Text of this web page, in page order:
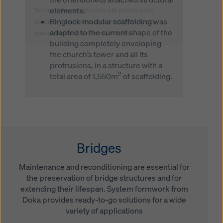
elements.
Ringlock modular scaffolding was
adapted to the current shape of the
building completely enveloping
the church’s tower and all its
protrusions, in a structure with a
total area of 1,550m2 of scaffolding.
Some of the construction site photos show
assembly conditions and are therefore not
always complete in terms of safety.
Bridges
Maintenance and reconditioning are essential for
the preservation of bridge structures and for
extending their lifespan. System formwork from
Doka provides ready-to-go solutions for a wide
variety of applications